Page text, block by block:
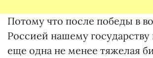
Потому что после победы в
Россией нашему государству
еще одна не менее тяжелая